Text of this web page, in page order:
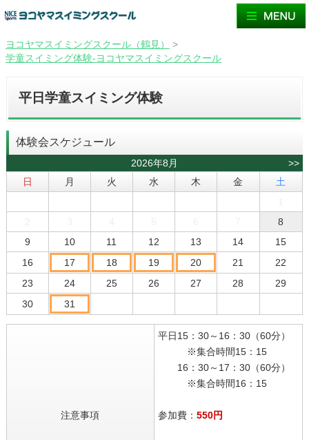
ヨコヤマスイミングスクール（鶴見）
>
学童スイミング体験-ヨコヤマスイミングスクール
平日学童スイミング体験
体験会スケジュール
2026年8月
>>
日
月 火 水 木 金
土
8
9
10 11 12 13 14
15
16
17 18 19 20 21
22
23
24 25 26 27 28
29
30
31
注意事項
平日15：30～16：30（60分）
※集合時間15：15
16：30～17：30（60分）
※集合時間16：15
参加費： 550円